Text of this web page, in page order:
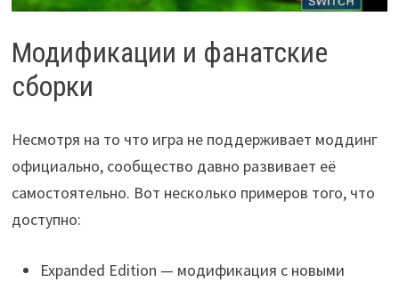
Модификации и фанатские
сборки
Несмотря на то что игра не поддерживает моддинг
официально, сообщество давно развивает её
самостоятельно. Вот несколько примеров того, что
доступно:
Expanded Edition — модификация с новыми